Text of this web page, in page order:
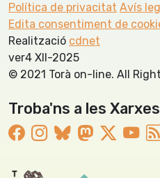
Política de privacitat Avís
Edita consentiment de
Realització cdnet
ver4 XII-2025
© 2021 Torà on-line. All
Troba'ns a les Xarxes